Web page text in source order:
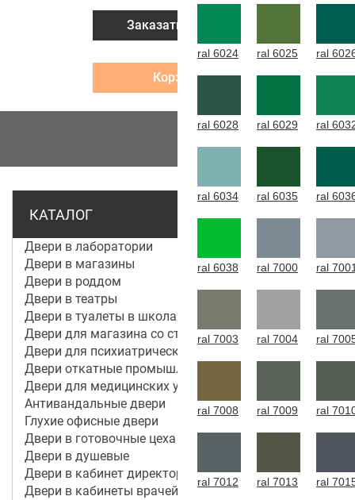
Заказать звонок
Корзина
КАТАЛОГ
Двери в лаборатории
Двери в магазины
Двери в роддом
Двери в театры
Двери в туалеты в школах
Двери для магазина со стеклом
Двери для психиатрической больницы
Двери откатные промышленные
Двери для медицинских учреждений и больниц
Антивандальные двери
Глухие офисные двери
Двери в готовочные цеха
Двери в душевые
Двери в кабинет директора, руководителя
Двери в кабинеты врачей
ral 6024 ral 6025 ral
ral 6028 ral 6029 ral
ral 6034 ral 6035 ral
ral 6038 ral 7000 ral
ral 7003 ral 7004 ral
ral 7008 ral 7009 ral
ral 7012 ral 7013 ral